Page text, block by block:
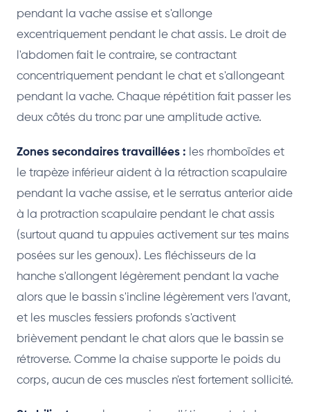
pendant la vache assise et s'allonge
excentriquement pendant le chat assis. Le droit de
l'abdomen fait le contraire, se contractant
concentriquement pendant le chat et s'allongeant
pendant la vache. Chaque répétition fait passer les
deux côtés du tronc par une amplitude active.
Zones secondaires travaillées : les rhomboïdes et
le trapèze inférieur aident à la rétraction scapulaire
pendant la vache assise, et le serratus anterior aide
à la protraction scapulaire pendant le chat assis
(surtout quand tu appuies activement sur tes mains
posées sur les genoux). Les fléchisseurs de la
hanche s'allongent légèrement pendant la vache
alors que le bassin s'incline légèrement vers l'avant,
et les muscles fessiers profonds s'activent
brièvement pendant le chat alors que le bassin se
rétroverse. Comme la chaise supporte le poids du
corps, aucun de ces muscles n'est fortement sollicité.